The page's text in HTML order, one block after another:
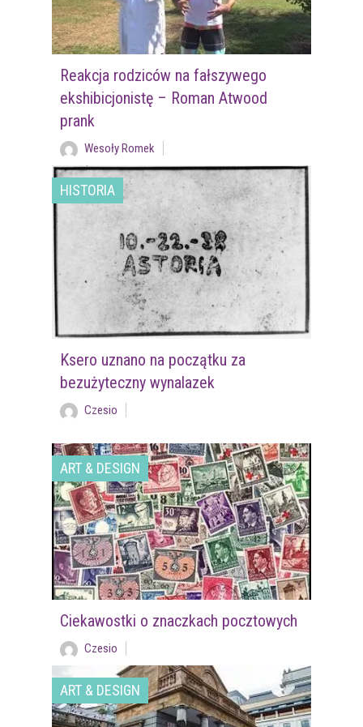
Reakcja rodziców na fałszywego
ekshibicjonistę – Roman Atwood
prank
Wesoły Romek
HISTORIA
Ksero uznano na początku za
bezużyteczny wynalazek
Czesio
ART & DESIGN
Ciekawostki o znaczkach pocztowych
Czesio
ART & DESIGN